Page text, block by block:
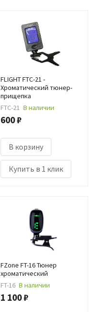
FLIGHT FTC-21 -
Хроматический тюнер-
прищепка
FTC-21 В наличии
600 ₽
В корзину
Купить в 1 клик
FZone FT-16 Тюнер
хроматический
FT-16 В наличии
1 100 ₽